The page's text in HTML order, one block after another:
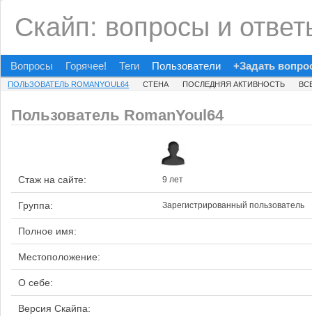
Скайп: вопросы и
Вопросы Горячее! Теги Пользователи +Задать
ПОЛЬЗОВАТЕЛЬ ROMANYOUL64 СТЕНА ПОСЛЕДНЯЯ АКТИВНОСТЬ
Пользователь RomanYoul64
Стаж на сайте: 9 лет
Группа: Зарегистрированный пользователь
Полное имя:
Местоположение:
О себе:
Версия Скайпа: